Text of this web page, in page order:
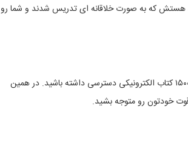
اساتید موجود هستش که به صورت خلاقانه ای تدریس شدند و شما رو
علاوه بر اینها شما به کتابخانه ی بزرگ گاجینو هم درسی دارید و میتونید به بیش از ۱۵۰۰ کتاب الکترونیکی دسترسی داشته باشید. در همین
خودتون رو متوجه بشید.